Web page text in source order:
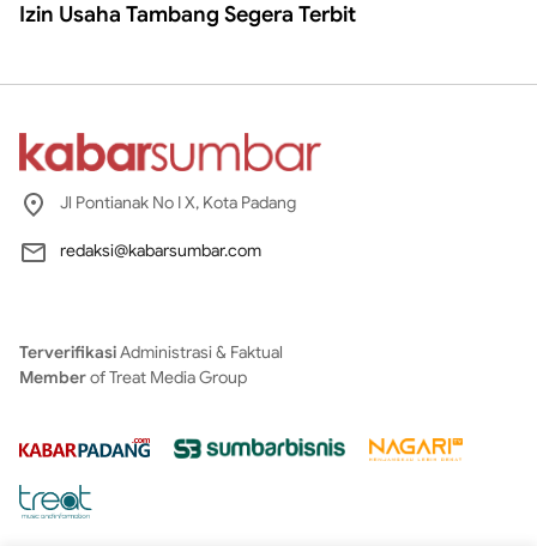
Izin Usaha Tambang Segera Terbit
Jl Pontianak No I X, Kota Padang
redaksi@kabarsumbar.com
TerverifikasiAdministrasi & Faktual
Memberof Treat Media Group